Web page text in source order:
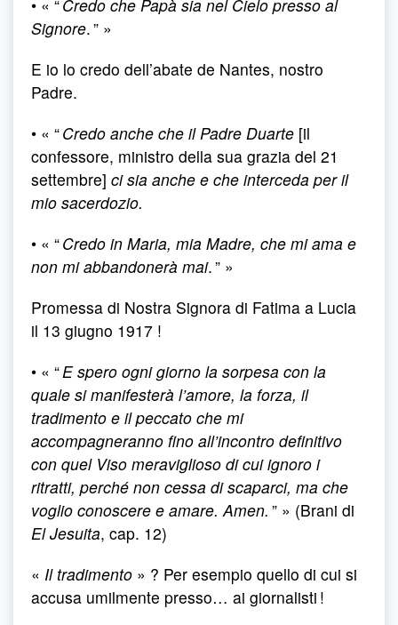
• « “Credo che Papà sia nel Cielo presso al
Signore. ” »
E io lo credo dell’abate de Nantes, nostro
Padre.
• « “Credo anche che il Padre Duarte [il
confessore, ministro della sua grazia del 21
settembre] ci sia anche e che interceda per il
mio sacerdozio.
• « “Credo in Maria, mia Madre, che mi ama e
non mi abbandonerà mai. ” »
Promessa di Nostra Signora di Fatima a Lucia
il 13 giugno 1917 !
• « “E spero ogni giorno la sorpesa con la
quale si manifesterà l’amore, la forza, il
tradimento e il peccato che mi
accompagneranno fino all’incontro definitivo
con quel Viso meraviglioso di cui ignoro i
ritratti, perché non cessa di scaparci, ma che
voglio conoscere e amare. Amen. ” » (Brani di
El Jesuita, cap. 12)
« Il tradimento » ? Per esempio quello di cui si
accusa umilmente presso… ai giornalisti !